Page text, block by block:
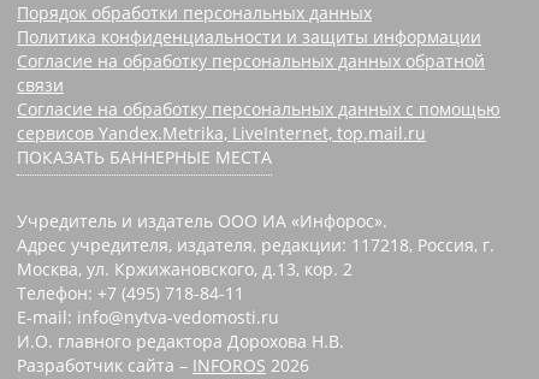
Порядок обработки персональных данных
Политика конфиденциальности и защиты информации
Согласие на обработку персональных данных обратной
связи
Согласие на обработку персональных данных с помощью
сервисов Yandex.Metrika, LiveInternet, top.mail.ru
ПОКАЗАТЬ БАННЕРНЫЕ МЕСТА
Учредитель и издатель ООО ИА «Инфорос».
Адрес учредителя, издателя, редакции: 117218, Россия, г.
Москва, ул. Кржижановского, д.13, кор. 2
Телефон: +7 (495) 718-84-11
E-mail: info@nytva-vedomosti.ru
И.О. главного редактора Дорохова Н.В.
Разработчик сайта – INFOROS 2026